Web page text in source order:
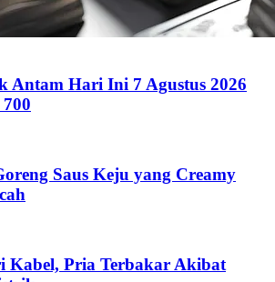
Antam Hari Ini 7 Agustus 2026
Saus Keju yang Creamy
Kabel, Pria Terbakar Akibat